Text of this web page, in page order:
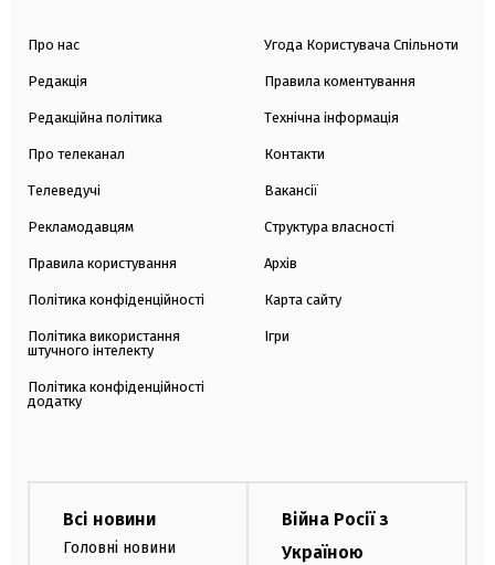
Про нас
Редакція
Редакційна політика
Про телеканал
Телеведучі
Рекламодавцям
Правила користування
Політика конфіденційності
Політика використання
штучного інтелекту
Політика конфіденційності
додатку
Угода Користувача Спільноти
Правила коментування
Технічна інформація
Контакти
Вакансії
Структура власності
Архів
Карта сайту
Ігри
Всі новини
Головні новини
Війна Росії з
Україною